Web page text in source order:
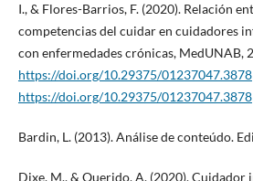
I., & Flores-Barrios, F. (2020). Relación
competencias del cuidar en cuidadores
con enfermedades crónicas, MedUNAB,
https://doi.org/10.29375/01237047.3878
https://doi.org/10.29375/01237047.3878
Bardin, L. (2013). Análise de conteúdo.
Dixe, M., & Querido, A. (2020). Cuidador